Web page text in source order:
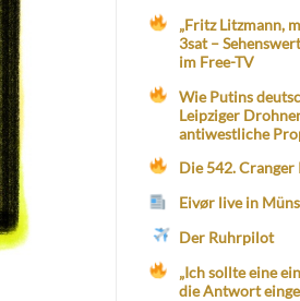
„Fritz Litzmann,
3sat –
im Free-TV
Wie Putins
Leipziger
antiwestliche
Die 542. Cranger
Eivør live in
Der Ruhrpilot
„Ich sollte eine
die Antwort